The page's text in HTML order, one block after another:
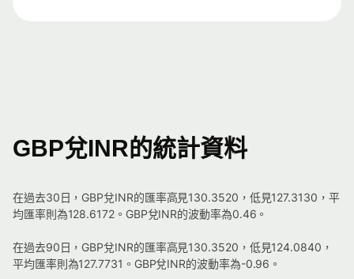
GBP兌INR的統計資料
在過去30日，GBP兌INR的匯率高見130.3520，低見127.3130，平
均匯率則為128.6172。GBP兌INR的波動率為0.46。
在過去90日，GBP兌INR的匯率高見130.3520，低見124.0840，
平均匯率則為127.7731。GBP兌INR的波動率為-0.96。